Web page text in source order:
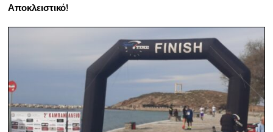
Αποκλειστικό!